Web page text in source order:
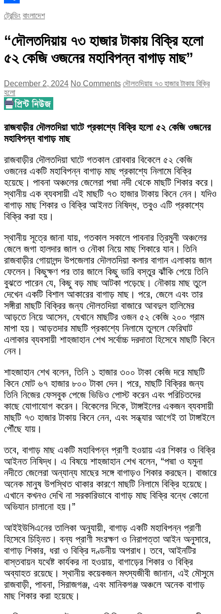
Share
ট্রেন্ডিং বাংলাদেশ
“দৌলতদিয়ায় ৭৩ হাজার টাকায় বিক্রি হলো
৫২ কেজি ওজনের মহাবিপন্ন বাগাড় মাছ”
December 2, 2024 No Comments দৌলতদিয়ায় ৭৩ হাজার টাকায় বিক্রি
হলো
রাজবাড়ীর দৌলতদিয়া ঘাটে প্রকাশ্যে বিক্রি হলো ৫২ কেজি ওজনের
মহাবিপন্ন বাগাড় মাছ
রাজবাড়ীর দৌলতদিয়া ঘাটে গতকাল রোববার বিকেলে ৫২ কেজি
ওজনের একটি মহাবিপন্ন বাগাড় মাছ প্রকাশ্যে নিলামে বিক্রি
হয়েছে। পাবনা অঞ্চলের জেলেরা পদ্মা নদী থেকে মাছটি শিকার করে।
স্থানীয় এক ব্যবসায়ী এই মাছটি ৭৩ হাজার টাকায় কিনে নেন। যদিও
বাগাড় মাছ শিকার ও বিক্রি আইনত নিষিদ্ধ, তবুও এটি প্রকাশ্যে
বিক্রি করা হয়।
স্থানীয় সূত্রে জানা যায়, গতকাল সকালে পাবনার ত্রিমুনী অঞ্চলের
জেলে জগা হালদার জাল ও নৌকা নিয়ে মাছ শিকারে যান। তিনি
রাজবাড়ীর গোয়ালন্দ উপজেলার দৌলতদিয়া কলার বাগান এলাকায় জাল
ফেলেন। কিছুক্ষণ পর তার জালে কিছু ভারি বস্তুর ঝাঁকি পেয়ে তিনি
বুঝতে পারেন যে, কিছু বড় মাছ আটকা পড়েছে। নৌকায় মাছ তুলে
দেখেন একটি বিশাল আকারের বাগাড় মাছ। পরে, জেলে এবং তার
সঙ্গীরা মাছটি বিক্রির জন্য দৌলতদিয়া বাজারে আবদুল হালিমের
আড়তে নিয়ে আসেন, যেখানে মাছটির ওজন ৫২ কেজি ২০০ গ্রাম
মাপা হয়। আড়তদার মাছটি প্রকাশ্যে নিলামে তুললে ফেরিঘাট
এলাকার ব্যবসায়ী শাহজাহান শেখ সর্বোচ্চ দরদাতা হিসেবে মাছটি কিনে
নেন।
শাহজাহান শেখ বলেন, তিনি ১ হাজার ৩০০ টাকা কেজি দরে মাছটি
কিনে মোট ৬৭ হাজার ৮০০ টাকা দেন। পরে, মাছটি বিক্রির জন্য
তিনি নিজের ফেসবুক পেজে ভিডিও পোস্ট করেন এবং পরিচিতদের
কাছে যোগাযোগ করেন। বিকেলের দিকে, টাঙ্গাইলের একজন ব্যবসায়ী
মাছটি ৭৩ হাজার টাকায় কিনে নেন, এবং সন্ধ্যার আগেই তা টাঙ্গাইলে
পৌঁছে যায়।
তবে, বাগাড় মাছ একটি মহাবিপন্ন প্রাণী হওয়ায় এর শিকার ও বিক্রি
আইনত নিষিদ্ধ। এ বিষয়ে শাহজাহান শেখ বলেন, “পদ্মা ও যমুনা
নদীতে জেলেরা অন্যান্য মাছের সঙ্গে বাগাড়ও শিকার করছেন। বাজারে
অনেক মানুষ উপস্থিত থাকার কারণে মাছটি নিলামে বিক্রি হয়েছে।
এখানে কখনও দেখি না সরকারিভাবে বাগাড় মাছ বিক্রি বন্ধে কোনো
অভিযান চালানো হয়।”
আইইউসিএনের তালিকা অনুযায়ী, বাগাড় একটি মহাবিপন্ন প্রাণী
হিসেবে চিহ্নিত। বন্য প্রাণী সংরক্ষণ ও নিরাপত্তা আইন অনুসারে,
বাগাড় শিকার, ধরা ও বিক্রি দণ্ডনীয় অপরাধ। তবে, আইনটির
বাস্তবায়ন যথেষ্ট কার্যকর না হওয়ায়, বাগাড়ের শিকার ও বিক্রি
অব্যাহত রয়েছে। স্থানীয় কয়েকজন মৎস্যজীবী জানান, এই মৌসুমে
রাজবাড়ী, পাবনা, সিরাজগঞ্জ, এবং মানিকগঞ্জ অঞ্চলে অনেক বাগাড়
মাছ শিকার করা হয়েছে।